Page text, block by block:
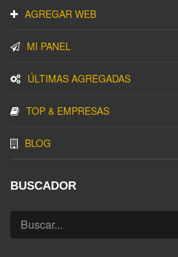
AGREGAR WEB
MI PANEL
ÚLTIMAS AGREGADAS
TOP & EMPRESAS
BLOG
BUSCADOR